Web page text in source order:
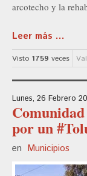
arcotecho y la
Leer más ...
Visto 1759 veces
Lunes, 26 Febrero
por un
en Municipios